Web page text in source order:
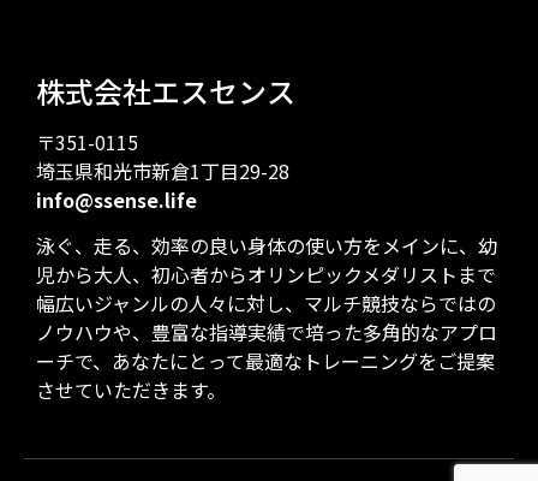
株式会社エスセンス
〒351-0115
埼玉県和光市新倉1丁目29-28
info@ssense.life
泳ぐ、走る、効率の良い身体の使い方をメインに、幼
児から大人、初心者からオリンピックメダリストまで
幅広いジャンルの人々に対し、マルチ競技ならではの
ノウハウや、豊富な指導実績で培った多角的なアプロ
ーチで、あなたにとって最適なトレーニングをご提案
させていただきます。